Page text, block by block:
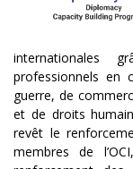
internationales
professionnels en
guerre, de
et de droits
revêt le
membres de